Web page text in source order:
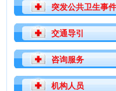
突发公共卫生事件
交通导引
咨询服务
机构人员